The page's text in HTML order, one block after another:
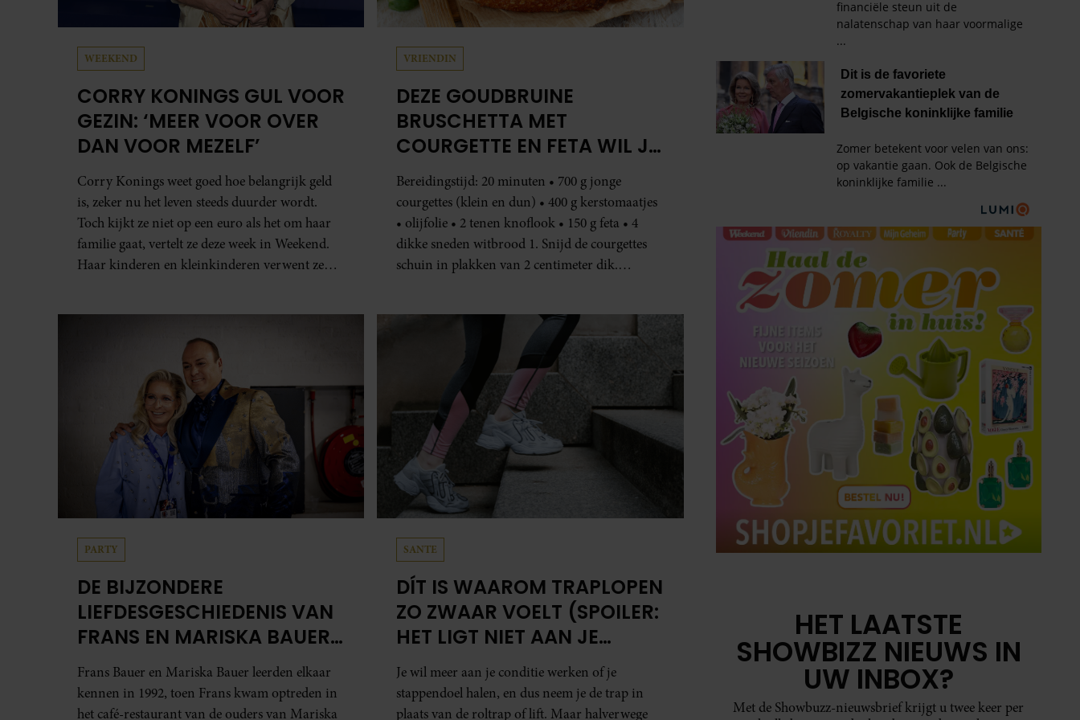
WEEKEND
CORRY KONINGS GUL VOOR
GEZIN: ‘MEER VOOR OVER
DAN VOOR MEZELF’
Corry Konings weet goed hoe belangrijk geld
is, zeker nu het leven steeds duurder wordt.
Toch kijkt ze niet op een euro als het om haar
familie gaat, vertelt ze deze week in Weekend.
Haar kinderen en kleinkinderen verwent ze
VRIENDIN
DEZE GOUDBRUINE
BRUSCHETTA MET
COURGETTE EN FETA WIL JE
METEEN MAKEN
Bereidingstijd: 20 minuten • 700 g jonge
courgettes (klein en dun) • 400 g kerstomaatjes
• olijfolie • 2 tenen knoflook • 150 g feta • 4
dikke sneden witbrood 1. Snijd de courgettes
schuin in plakken van 2 centimeter dik.
PARTY
DE BIJZONDERE
LIEFDESGESCHIEDENIS VAN
FRANS EN MARISKA BAUER:
OOK IN BED ELKAARS
EERSTE
Frans Bauer en Mariska Bauer leerden elkaar
kennen in 1992, toen Frans kwam optreden in
het café-restaurant van de ouders van Mariska
SANTE
DÍT IS WAAROM TRAPLOPEN
ZO ZWAAR VOELT (SPOILER:
HET LIGT NIET AAN JE
CONDITIE)
Je wil meer aan je conditie werken of je
stappendoel halen, en dus neem je de trap in
plaats van de roltrap of lift. Maar halverwege
HET LAATSTE
SHOWBIZZ NIEUWS IN
UW INBOX?
Met de Showbuzz-nieuwsbrief krijgt u twee keer per